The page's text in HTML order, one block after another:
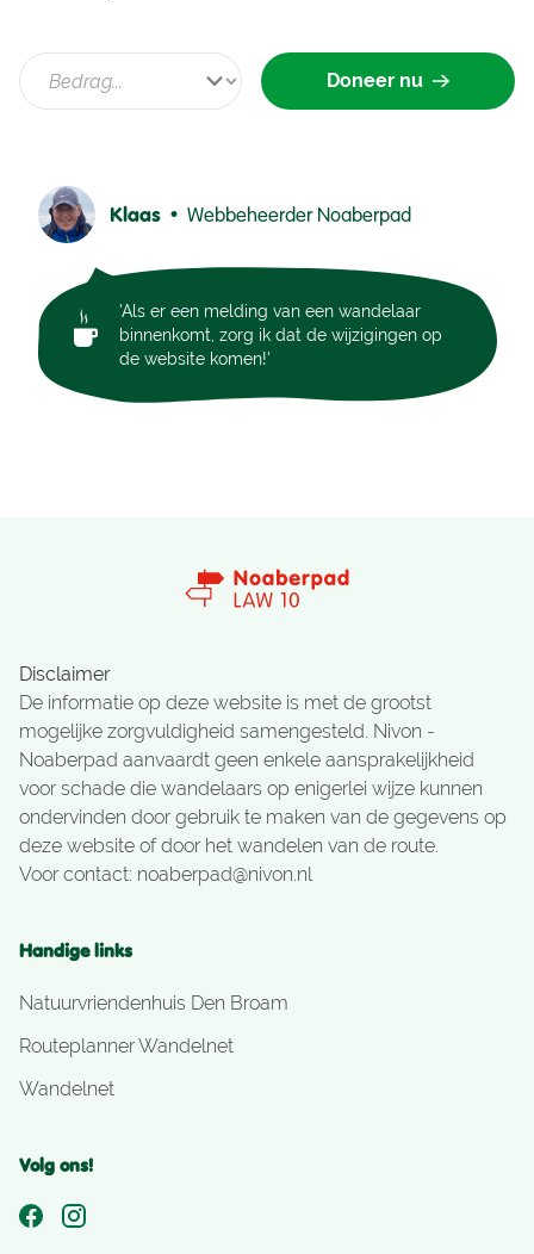
Doneer nu
Klaas • Webbeheerder Noaberpad
'Als er een melding van een wandelaar
binnenkomt, zorg ik dat de wijzigingen op
de website komen!'
Disclaimer
De informatie op deze website is met de grootst
mogelijke zorgvuldigheid samengesteld. Nivon -
Noaberpad aanvaardt geen enkele aansprakelijkheid
voor schade die wandelaars op enigerlei wijze kunnen
ondervinden door gebruik te maken van de gegevens op
deze website of door het wandelen van de route.
Voor contact: noaberpad@nivon.nl
Handige links
Natuurvriendenhuis Den Broam
Routeplanner Wandelnet
Wandelnet
Volg ons!